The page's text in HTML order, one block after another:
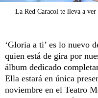
La Red Caracol te lleva a ver
‘Gloria a ti’ es lo nuevo
quien está de gira por
álbum dedicado
Ella estará en única
noviembre en el Teatro